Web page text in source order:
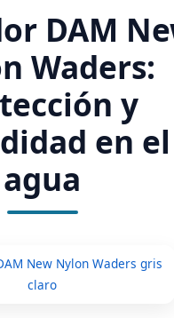
DAM
Waders:
y
en el
agua